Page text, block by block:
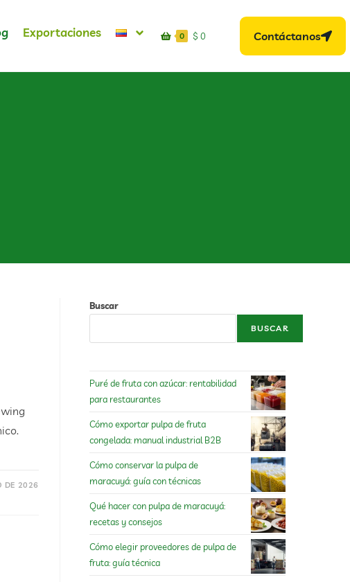
Exportaciones 0 $ 0 Contáctanos
DE 2026
Buscar
BUSCAR
Puré de fruta con azúcar: rentabilidad
para restaurantes
Cómo exportar pulpa de fruta
congelada: manual industrial B2B
Cómo conservar la pulpa de
maracuyá: guía con técnicas
Qué hacer con pulpa de maracuyá:
recetas y consejos
Cómo elegir proveedores de pulpa de
fruta: guía técnica